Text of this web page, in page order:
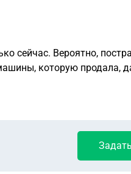
сейчас. Вероятно,
которую продала,
иск пока так и не
то обязательно